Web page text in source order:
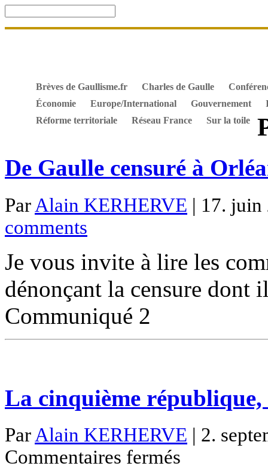
Brèves de Gaullisme.fr
Charles de Gaulle
Économie
Europe/International Gouvernement
Réforme territoriale
Réseau France Sur la toile
De Gaulle censuré à
Par Alain KERHERVE | 17.
comments
Je vous invite à lire les
dénonçant la censure
Communiqué 2
La cinquième
Par Alain KERHERVE | 2.
Commentaires fermés